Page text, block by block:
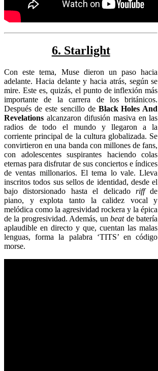
6. Starlight
Con este tema, Muse dieron un paso hacia
adelante. Hacia delante y hacia atrás, según se
mire. Este es, quizás, el punto de inflexión más
importante de la carrera de los británicos.
Después de este sencillo de Black Holes And
Revelations alcanzaron difusión masiva en las
radios de todo el mundo y llegaron a la
corriente principal de la cultura globalizada. Se
convirtieron en una banda con millones de fans,
con adolescentes suspirantes haciendo colas
eternas para disfrutar de sus conciertos e índices
de ventas millonarios. El tema lo vale. Lleva
inscritos todos sus sellos de identidad, desde el
bajo distorsionado hasta el delicado riffde
piano, y explota tanto la calidez vocal y
melódica como la agresividad rockera y la épica
de la progresividad. Además, unbeatde batería
aplaudible en directo y que, cuentan las malas
lenguas, forma la palabra ‘TITS’ en código
morse.